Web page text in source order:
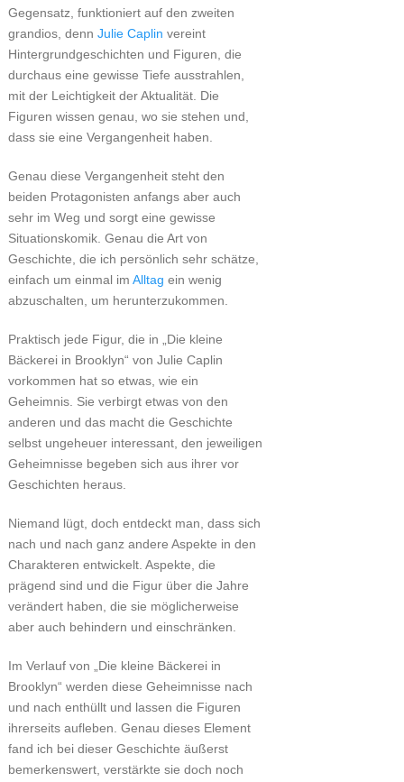
Gegensatz, funktioniert auf den zweiten
grandios, denn Julie Caplin vereint
Hintergrundgeschichten und Figuren, die
durchaus eine gewisse Tiefe ausstrahlen,
mit der Leichtigkeit der Aktualität. Die
Figuren wissen genau, wo sie stehen und,
dass sie eine Vergangenheit haben.
Genau diese Vergangenheit steht den
beiden Protagonisten anfangs aber auch
sehr im Weg und sorgt eine gewisse
Situationskomik. Genau die Art von
Geschichte, die ich persönlich sehr schätze,
einfach um einmal im Alltag ein wenig
abzuschalten, um herunterzukommen.
Praktisch jede Figur, die in „Die kleine
Bäckerei in Brooklyn“ von Julie Caplin
vorkommen hat so etwas, wie ein
Geheimnis. Sie verbirgt etwas von den
anderen und das macht die Geschichte
selbst ungeheuer interessant, den jeweiligen
Geheimnisse begeben sich aus ihrer vor
Geschichten heraus.
Niemand lügt, doch entdeckt man, dass sich
nach und nach ganz andere Aspekte in den
Charakteren entwickelt. Aspekte, die
prägend sind und die Figur über die Jahre
verändert haben, die sie möglicherweise
aber auch behindern und einschränken.
Im Verlauf von „Die kleine Bäckerei in
Brooklyn“ werden diese Geheimnisse nach
und nach enthüllt und lassen die Figuren
ihrerseits aufleben. Genau dieses Element
fand ich bei dieser Geschichte äußerst
bemerkenswert, verstärkte sie doch noch